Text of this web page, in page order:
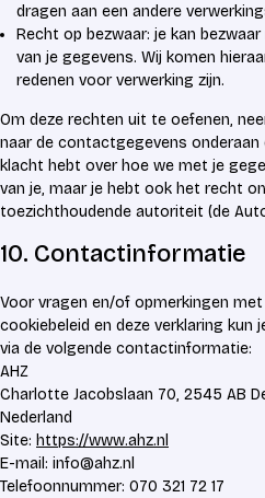
dragen aan een andere
Recht op bezwaar: je kan
van je gegevens. Wij komen
redenen voor verwerking zijn.
Om deze rechten uit te oefenen,
naar de contactgegevens onderaan
klacht hebt over hoe we met je
van je, maar je hebt ook het recht
toezichthoudende autoriteit (de
10. Contactinformatie
Voor vragen en/of opmerkingen
cookiebeleid en deze verklaring
via de volgende contactinformatie:
AHZ
Charlotte Jacobslaan 70, 2545 AB
Nederland
Site: https://www.ahz.nl
E-mail: info@ahz.nl
Telefoonnummer: 070 321 72 17